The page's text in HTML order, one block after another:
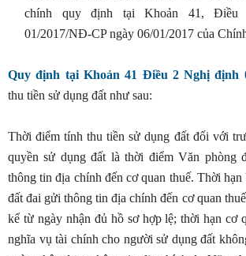
chính quy định tại Khoản 41,
01/2017/NĐ-CP ngày 06/01/2017 của
Quy định tại Khoản 41 Điều 2 Nghị định
thu tiền sử dụng đất như sau:
Thời điểm tính thu tiền sử dụng đất đối với
quyền sử dụng đất là thời điểm Văn phòng
thông tin địa chính đến cơ quan thuế. Thời
đất đai gửi thông tin địa chính đến cơ quan
kể từ ngày nhận đủ hồ sơ hợp lệ; thời hạn cơ
nghĩa vụ tài chính cho người sử dụng đất